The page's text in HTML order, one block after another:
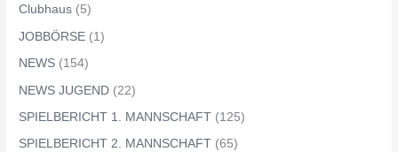
Clubhaus (5)
JOBBÖRSE (1)
NEWS (154)
NEWS JUGEND (22)
SPIELBERICHT 1. MANNSCHAFT (125)
SPIELBERICHT 2. MANNSCHAFT (65)